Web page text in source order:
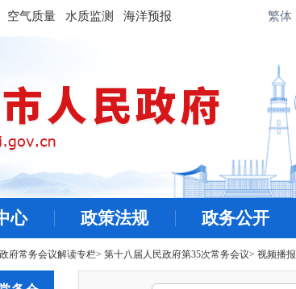
空气质量 水质监测 海洋预报 繁体
心 政策法规 政务公开
政府常务会议解读专栏> 第十八届人民政府第35次常务会议> 视频播报